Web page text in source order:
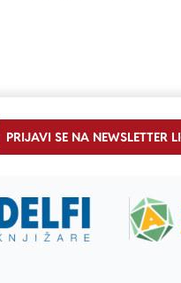
PRIJAVI SE NA NEWSLETTER